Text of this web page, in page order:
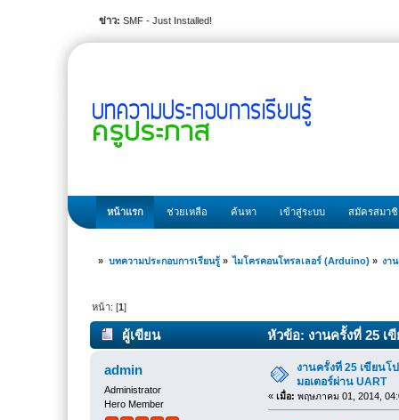
ข่าว: SMF - Just Installed!
หน้าแรก ช่วยเหลือ ค้นหา เข้าสู่ระบบ สมัครสมา
» บทความประกอบการเรียนรู้» ไมโครคอนโทรลเลอร์ (Arduino) » งา
หน้า: [1]
ผู้เขียน
หัวข้อ: งานครั้งที่ 25 เ
ครั้ง)
admin
Administrator
Hero Member
งานครั้งที่ 25 เขียนโ
มอเตอร์ผ่าน UART
« เมื่อ: พฤษภาคม 01, 2014,